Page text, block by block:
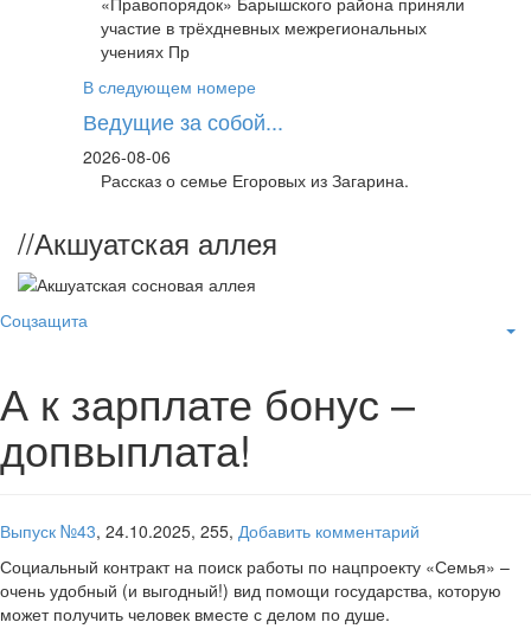
участие в трёхдневных межрегиональных
учениях Пр
В следующем номере
Ведущие за собой...
2026-08-06
Рассказ о семье Егоровых из Загарина.
//Акшуатская аллея
Соцзащита
А к зарплате бонус –
допвыплата!
Выпуск №43, 24.10.2025, 255, Добавить комментарий
Социальный контракт на поиск работы по нацпроекту «Семья» –
очень удобный (и выгодный!) вид помощи государства, которую
может получить человек вместе с делом по душе.